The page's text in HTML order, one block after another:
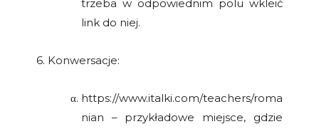
trzeba w odpowiednim polu wkleić
link do niej.
6. Konwersacje:
https://www.italki.com/teachers/roma
nian – przykładowe miejsce, gdzie